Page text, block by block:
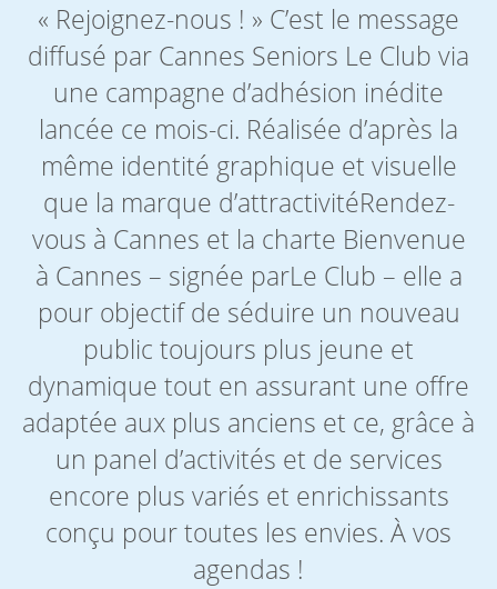
« Rejoignez-nous ! » C’est le message
diffusé par Cannes Seniors Le Club via
une campagne d’adhésion inédite
lancée ce mois-ci. Réalisée d’après la
même identité graphique et visuelle
que la marque d’attractivitéRendez-
vous à Cannes et la charte Bienvenue
à Cannes – signée parLe Club – elle a
pour objectif de séduire un nouveau
public toujours plus jeune et
dynamique tout en assurant une offre
adaptée aux plus anciens et ce, grâce à
un panel d’activités et de services
encore plus variés et enrichissants
conçu pour toutes les envies. À vos
agendas !